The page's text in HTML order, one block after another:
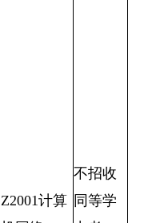
Z2001计算
不招收
同等学